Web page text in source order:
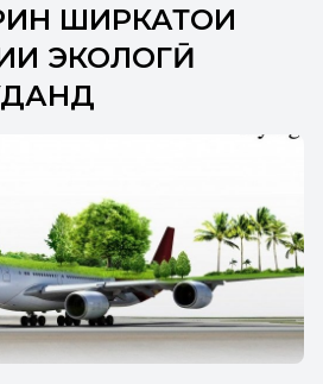
ШИРКАТҲОИ
ЭКОЛОГӢ